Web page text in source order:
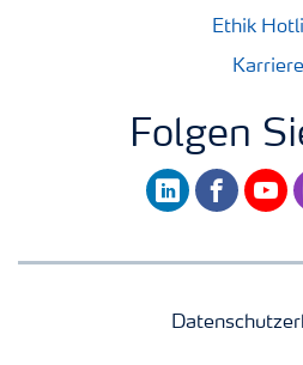
Ethik
Karriere
Folgen
linkedinfacebook